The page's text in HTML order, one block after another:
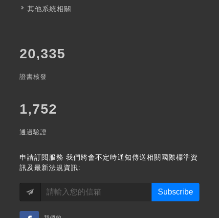
其他系統相關
20,335
證書核發
1,752
通過驗證
申請訂閱服務 我們將會不定時通知傳送相關國際標準資
訊及最新法規資訊:
Subscribe